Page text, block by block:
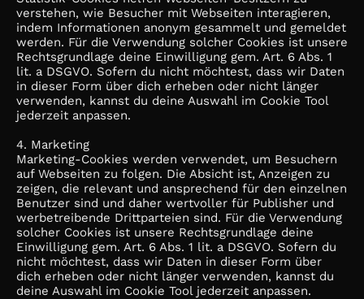
verstehen, wie Besucher mit Webseiten interagieren,
indem Informationen anonym gesammelt und gemeldet
werden. Für die Verwendung solcher Cookies ist unsere
Rechtsgrundlage deine Einwilligung gem. Art. 6 Abs. 1
lit. a DSGVO. Sofern du nicht möchtest, dass wir Daten
in dieser Form über dich erheben oder nicht länger
verwenden, kannst du deine Auswahl im Cookie Tool
jederzeit anpassen.
4. Marketing
Marketing-Cookies werden verwendet, um Besuchern
auf Webseiten zu folgen. Die Absicht ist, Anzeigen zu
zeigen, die relevant und ansprechend für den einzelnen
Benutzer sind und daher wertvoller für Publisher und
werbetreibende Drittparteien sind. Für die Verwendung
solcher Cookies ist unsere Rechtsgrundlage deine
Einwilligung gem. Art. 6 Abs. 1 lit. a DSGVO. Sofern du
nicht möchtest, dass wir Daten in dieser Form über
dich erheben oder nicht länger verwenden, kannst du
deine Auswahl im Cookie Tool jederzeit anpassen.